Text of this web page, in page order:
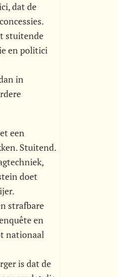
dat de
stuitende
en politici
in
een
Stuitend.
doet
strafbare
en
nationaal
is dat de